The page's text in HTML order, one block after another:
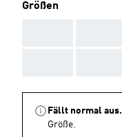
Größen
Fällt normal aus.
Größe.